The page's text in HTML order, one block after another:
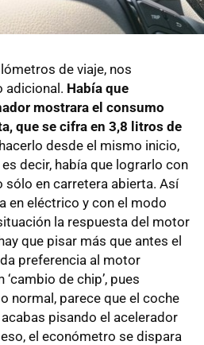
de viaje, nos
adicional. Había que
mostrara el consumo
que se cifra en 3,8 litros de
desde el mismo inicio,
decir, había que lograrlo con
en carretera abierta. Así
en eléctrico y con el modo
la respuesta del motor
que pisar más que antes el
preferencia al motor
de chip’, pues
normal, parece que el coche
pisando el acelerador
el económetro se dispara